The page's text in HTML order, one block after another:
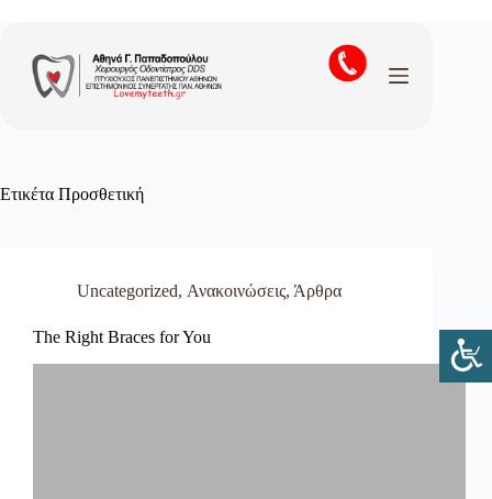
Ετικέτα Προσθετική
Uncategorized, Ανακοινώσεις, Άρθρα
The Right Braces for You